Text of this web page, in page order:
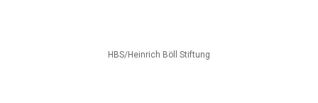
HBS/Heinrich Böll Stiftung